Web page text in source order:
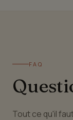
FAQ
Tout ce qu'il